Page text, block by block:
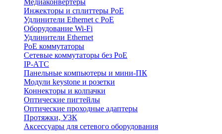
Медиаконвертеры
Инжекторы и сплиттеры PoE
Удлинители Ethernet с PoE
Оборудование Wi-Fi
Удлинители Ethernet
PoE коммутаторы
Сетевые коммутаторы без PoE
IP-АТС
Панельные компьютеры и мини-ПК
Модули keystone и розетки
Коннекторы и колпачки
Оптические пигтейлы
Оптические проходные адаптеры
Протяжки, УЗК
Аксессуары для сетевого оборудования